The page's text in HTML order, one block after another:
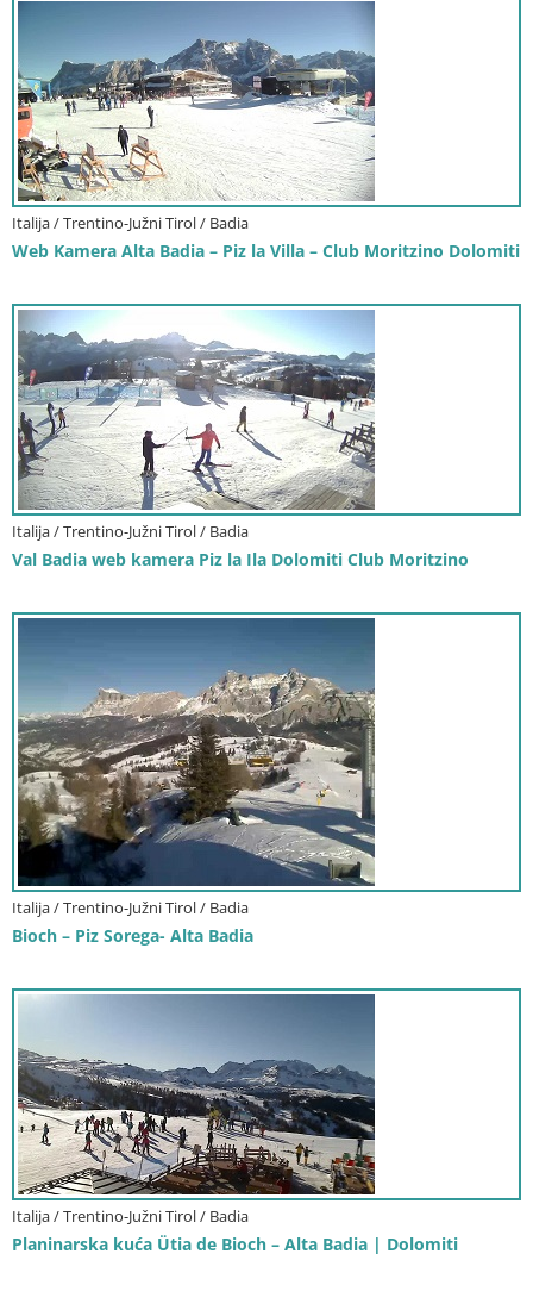
Italija / Trentino-Južni Tirol / Badia
Web Kamera Alta Badia – Piz la Villa – Club Moritzino Dolomiti
Italija / Trentino-Južni Tirol / Badia
Val Badia web kamera Piz la Ila Dolomiti Club Moritzino
Italija / Trentino-Južni Tirol / Badia
Bioch – Piz Sorega- Alta Badia
Italija / Trentino-Južni Tirol / Badia
Planinarska kuća Ütia de Bioch – Alta Badia | Dolomiti